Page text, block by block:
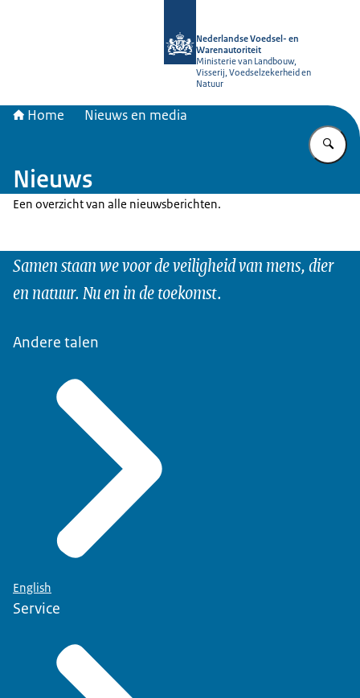
Nederlandse Voedsel- en
Warenautoriteit
Ministerie van Landbouw,
Visserij, Voedselzekerheid en
Natuur
Home Nieuws en media
Nieuws
Een overzicht van alle nieuwsberichten.
Samen staan we voor de veiligheid van mens, dier
en natuur. Nu en in de toekomst.
Andere talen
English
Service